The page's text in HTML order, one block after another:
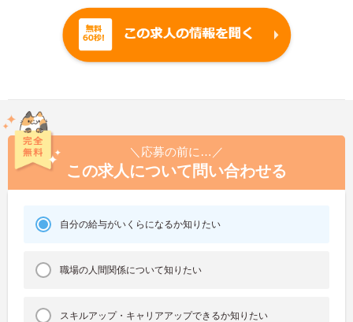
＼応募の前に…／
この求人について問い合わせる
自分の給与がいくらになるか知りたい
職場の人間関係について知りたい
スキルアップ・キャリアアップできるか知りたい